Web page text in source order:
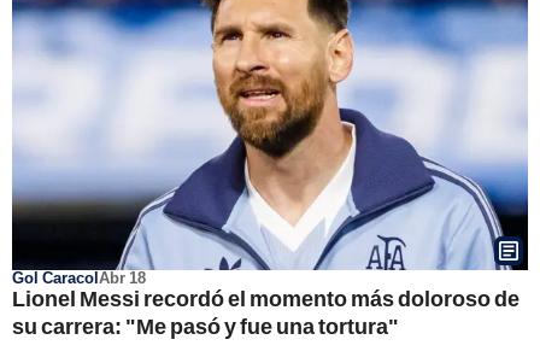
Gol CaracolAbr 18
Lionel Messi recordó el momento más doloroso de
su carrera: "Me pasó y fue una tortura"